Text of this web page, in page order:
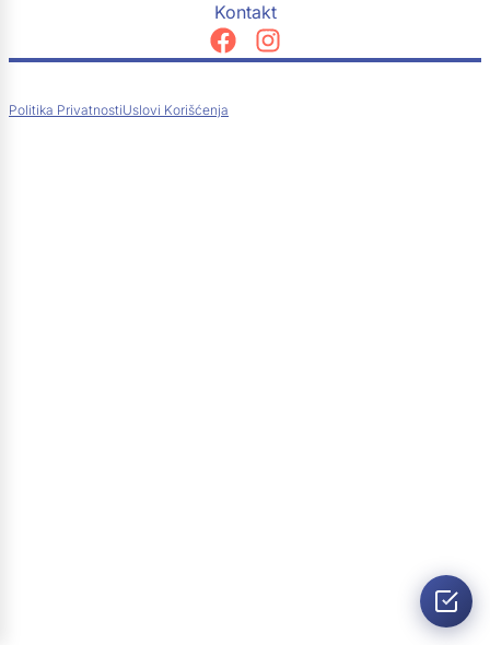
Kontakt
Politika PrivatnostiUslovi Korišćenja